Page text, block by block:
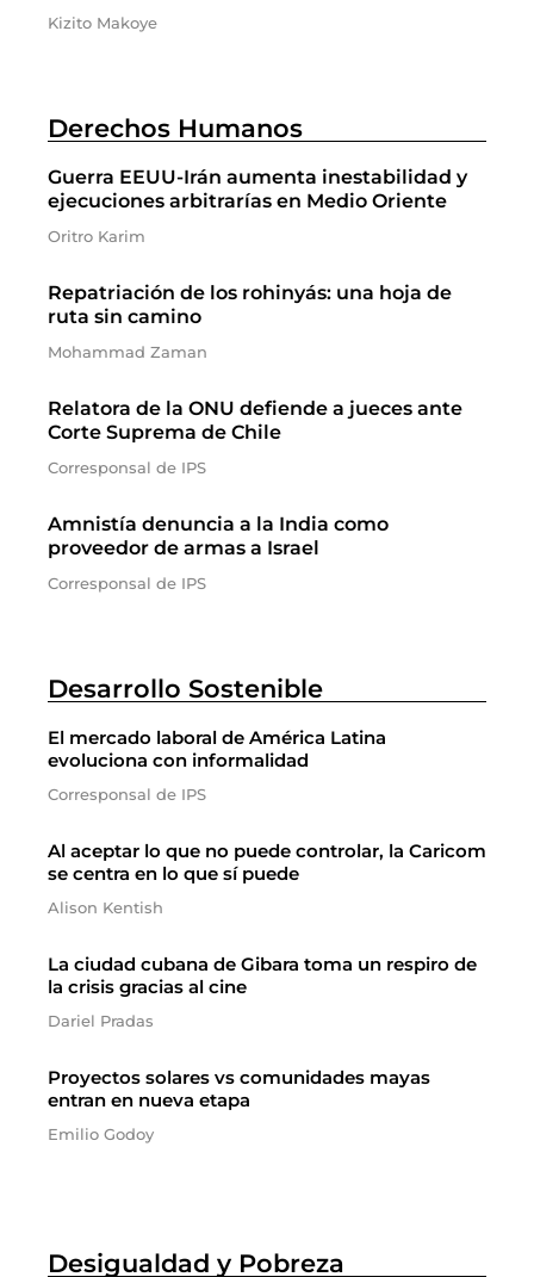
Kizito Makoye
Derechos Humanos
Guerra EEUU-Irán aumenta inestabilidad y
ejecuciones arbitrarías en Medio Oriente
Oritro Karim
Repatriación de los rohinyás: una hoja de
ruta sin camino
Mohammad Zaman
Relatora de la ONU defiende a jueces ante
Corte Suprema de Chile
Corresponsal de IPS
Amnistía denuncia a la India como
proveedor de armas a Israel
Corresponsal de IPS
Desarrollo Sostenible
El mercado laboral de América Latina
evoluciona con informalidad
Corresponsal de IPS
Al aceptar lo que no puede controlar, la Caricom
se centra en lo que sí puede
Alison Kentish
La ciudad cubana de Gibara toma un respiro de
la crisis gracias al cine
Dariel Pradas
Proyectos solares vs comunidades mayas
entran en nueva etapa
Emilio Godoy
Desigualdad y Pobreza